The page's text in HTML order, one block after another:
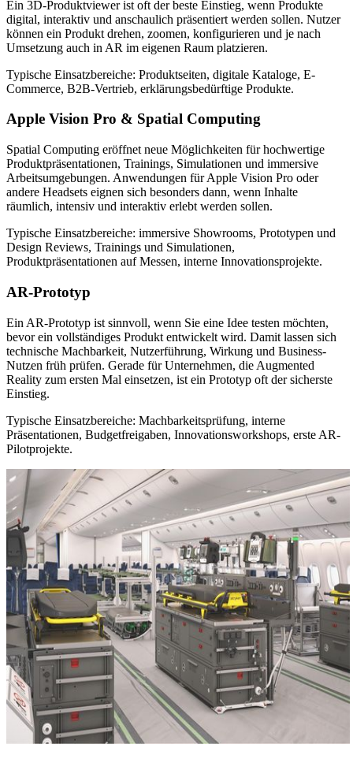
Ein 3D-Produktviewer ist oft der beste Einstieg, wenn Produkte
digital, interaktiv und anschaulich präsentiert werden sollen. Nutzer
können ein Produkt drehen, zoomen, konfigurieren und je nach
Umsetzung auch in AR im eigenen Raum platzieren.
Typische Einsatzbereiche: Produktseiten, digitale Kataloge, E-
Commerce, B2B-Vertrieb, erklärungsbedürftige Produkte.
Apple Vision Pro & Spatial Computing
Spatial Computing eröffnet neue Möglichkeiten für hochwertige
Produktpräsentationen, Trainings, Simulationen und immersive
Arbeitsumgebungen. Anwendungen für Apple Vision Pro oder
andere Headsets eignen sich besonders dann, wenn Inhalte
räumlich, intensiv und interaktiv erlebt werden sollen.
Typische Einsatzbereiche: immersive Showrooms, Prototypen und
Design Reviews, Trainings und Simulationen,
Produktpräsentationen auf Messen, interne Innovationsprojekte.
AR-Prototyp
Ein AR-Prototyp ist sinnvoll, wenn Sie eine Idee testen möchten,
bevor ein vollständiges Produkt entwickelt wird. Damit lassen sich
technische Machbarkeit, Nutzerführung, Wirkung und Business-
Nutzen früh prüfen. Gerade für Unternehmen, die Augmented
Reality zum ersten Mal einsetzen, ist ein Prototyp oft der sicherste
Einstieg.
Typische Einsatzbereiche: Machbarkeitsprüfung, interne
Präsentationen, Budgetfreigaben, Innovationsworkshops, erste AR-
Pilotprojekte.